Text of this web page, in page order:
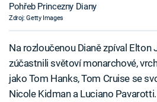
Pohřeb Princezny Diany
Zdroj: Getty Images
Na rozloučenou Dianě zpíval Elton
zúčastnili světoví monarchové,
jako Tom Hanks, Tom Cruise se
Nicole Kidman a Luciano